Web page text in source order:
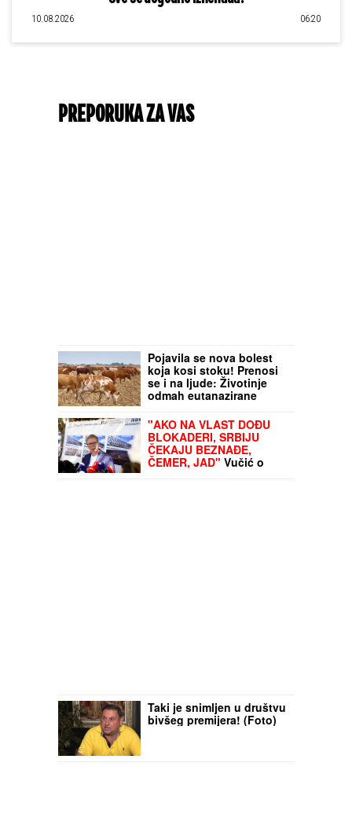
10.08.2026 06:20
PREPORUKA ZA VAS
Pojavila se nova bolest
koja kosi stoku! Prenosi
se i na ljude: Životinje
odmah eutanazirane
"AKO NA VLAST DOĐU
BLOKADERI, SRBIJU
ČEKAJU BEZNAĐE,
ČEMER, JAD" Vučić o
Taki je snimljen u društvu
bivšeg premijera! (Foto)